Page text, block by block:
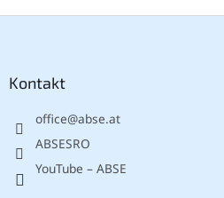
Kontakt
office@abse.at
ABSESRO
YouTube – ABSE